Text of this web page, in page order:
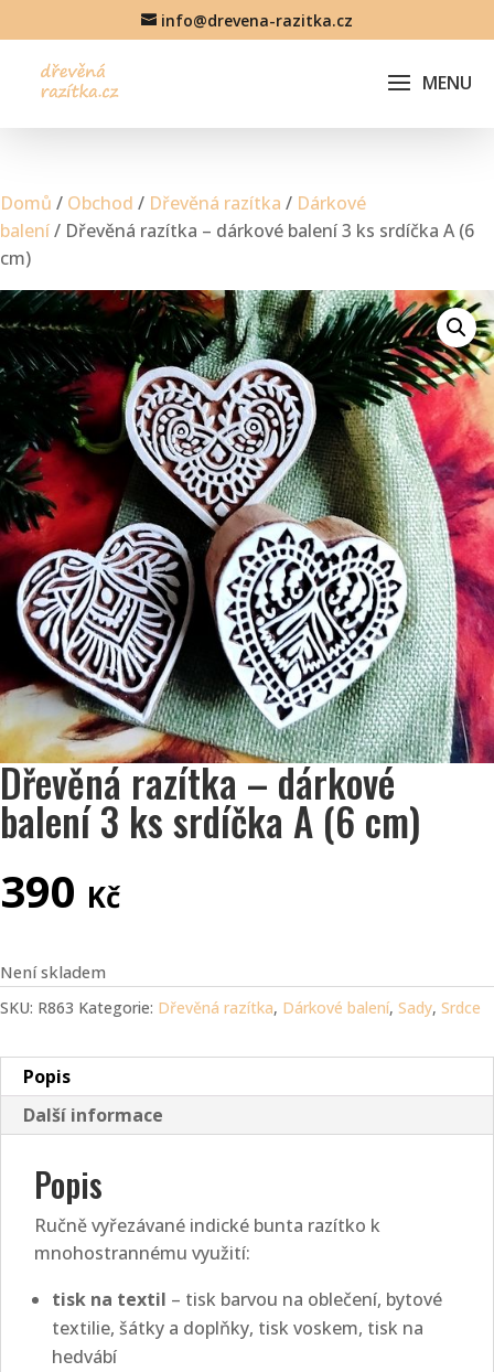
info@drevena-razitka.cz
Domů / Obchod / Dřevěná razítka / Dárkové
balení/ Dřevěná razítka – dárkové balení 3 ks srdíčka A (6
cm)
Dřevěná razítka – dárkové
balení 3 ks srdíčka A (6 cm)
390 Kč
Není skladem
SKU: R863 Kategorie: Dřevěná razítka, Dárkové balení, Sady, Srdce
Popis
Další informace
Popis
Ručně vyřezávané indické bunta razítko k
mnohostrannému využití:
tisk na textil – tisk barvou na oblečení, bytové
textilie, šátky a doplňky, tisk voskem, tisk na
hedvábí